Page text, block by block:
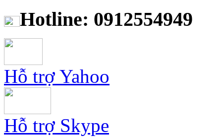
Hotline: 0912554949
Hỗ trợ Yahoo
Hỗ trợ Skype